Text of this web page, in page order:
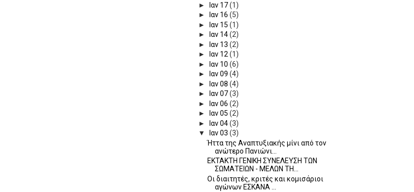
►
Ιαν 17(1)
►
Ιαν 16(5)
►
Ιαν 15(1)
►
Ιαν 14(2)
►
Ιαν 13(2)
►
Ιαν 12(1)
►
Ιαν 10(6)
►
Ιαν 09(4)
►
Ιαν 08(4)
►
Ιαν 07(3)
►
Ιαν 06(2)
►
Ιαν 05(2)
►
Ιαν 04(3)
▼
Ιαν 03(3)
Ήττα της Αναπτυξιακής μίνι από τον
ανώτερο Πανιώνι...
ΕΚΤΑΚΤΗ ΓΕΝΙΚΗ ΣΥΝΕΛΕΥΣΗ ΤΩΝ
ΣΩΜΑΤΕΙΩΝ - ΜΕΛΩΝ ΤΗ...
Οι διαιτητές, κριτές και κομισάριοι
αγώνων ΕΣΚΑΝΑ ...